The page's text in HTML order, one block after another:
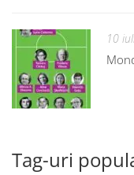
10
Tag-uri